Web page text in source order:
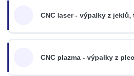
CNC laser - výpalky z
CNC plazma - výpalky z